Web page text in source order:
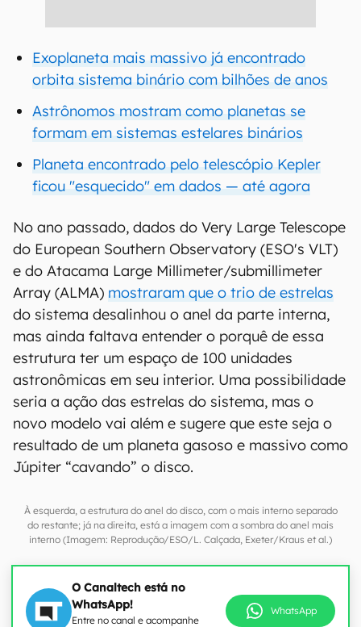
Exoplaneta mais massivo já encontrado
orbita sistema binário com bilhões de anos
Astrônomos mostram como planetas se
formam em sistemas estelares binários
Planeta encontrado pelo telescópio Kepler
ficou "esquecido" em dados — até agora
No ano passado, dados do Very Large Telescope
do European Southern Observatory (ESO's VLT)
e do Atacama Large Millimeter/submillimeter
Array (ALMA) mostraram que o trio de estrelas
do sistema desalinhou o anel da parte interna,
mas ainda faltava entender o porquê de essa
estrutura ter um espaço de 100 unidades
astronômicas em seu interior. Uma possibilidade
seria a ação das estrelas do sistema, mas o
novo modelo vai além e sugere que este seja o
resultado de um planeta gasoso e massivo como
Júpiter “cavando” o disco.
À esquerda, a estrutura do anel do disco, com o mais interno separado
do restante; já na direita, está a imagem com a sombra do anel mais
interno (Imagem: Reprodução/ESO/L. Calçada, Exeter/Kraus et al.)
O Canaltech está no
WhatsApp!
Entre no canal e acompanhe
WhatsApp